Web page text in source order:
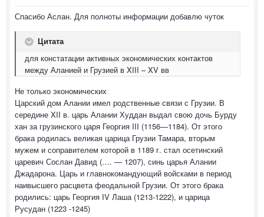
Спасибо Аслан. Для полноты информации добавлю чуток
Цитата
для констатации активных экономических контактов
между Аланией и Грузией в XIII – XV вв
Не только экономических
Царский дом Алании имел родственные связи с Грузии. В
середине XII в. царь Алании Худдан выдал свою дочь Бурду
хан за грузинского царя Георгия III (1156—1184). От этого
брака родилась великая царица Грузии Тамара, вторым
мужем и соправителем которой в 1189 г. стал осетинский
царевич Сослан Давид (…. — 1207), синь царья Алании
Джадарона. Царь и главнокомандующий войсками в период
наивысшего расцвета феодальной Грузии. От этого брака
родились: царь Георгия IV Лаша (1213-1222), и царица
Русудан (1223 -1245)